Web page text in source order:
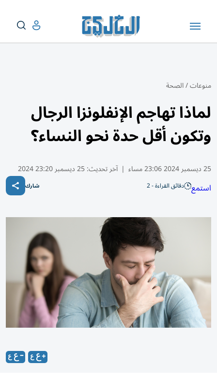
منوعات/الصحة
لماذا تهاجم الإنفلونزا الرجال
وتكون أقل حدة نحو النساء؟
25 ديسمبر 2024 23:06 مساء | آخر تحديث:25 ديسمبر 23:20 2024
استمع دقائق القراءة - 2 شارك